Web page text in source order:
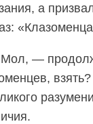
а
—